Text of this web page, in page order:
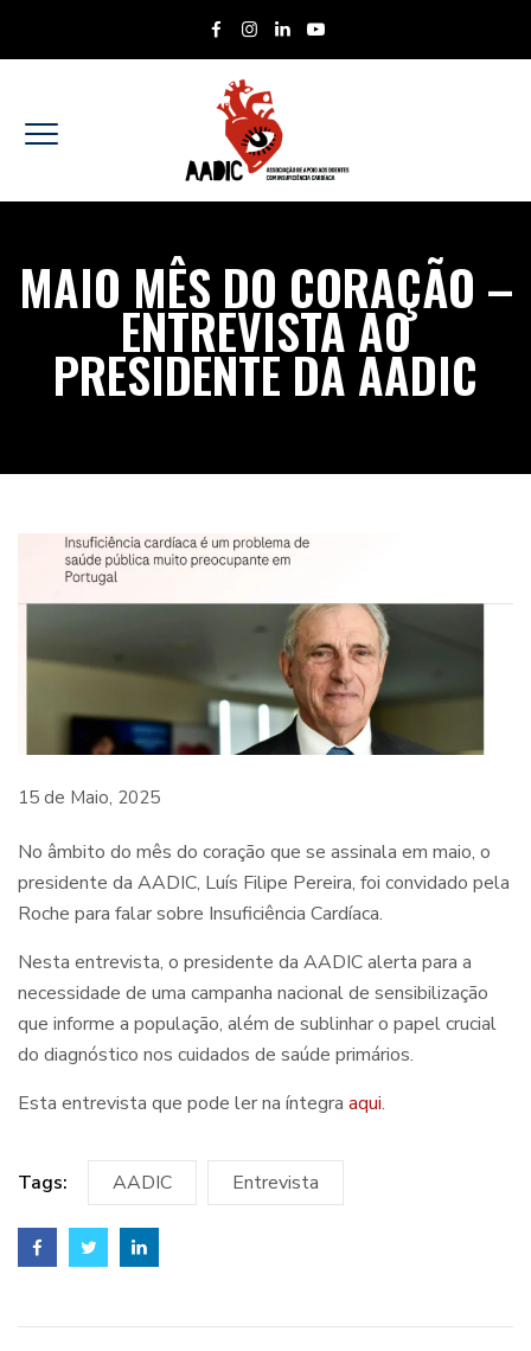
MAIO MÊS DO CORAÇÃO –
ENTREVISTA AO
PRESIDENTE DA AADIC
15 de Maio, 2025
No âmbito do mês do coração que se assinala em maio, o
presidente da AADIC, Luís Filipe Pereira, foi convidado pela
Roche para falar sobre Insuficiência Cardíaca.
Nesta entrevista, o presidente da AADIC alerta para a
necessidade de uma campanha nacional de sensibilização
que informe a população, além de sublinhar o papel crucial
do diagnóstico nos cuidados de saúde primários.
Esta entrevista que pode ler na íntegra aqui.
Tags: AADIC Entrevista